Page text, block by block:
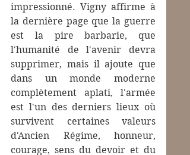
impressionné. Vigny affirme à
la dernière page que la guerre
est la pire barbarie, que
l'humanité de l'avenir devra
supprimer, mais il ajoute que
dans un monde moderne
complètement aplati, l'armée
est l'un des derniers lieux où
survivent certaines valeurs
d'Ancien Régime, honneur,
courage, sens du devoir et du